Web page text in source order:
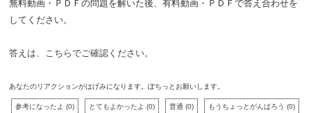
無料動画・ＰＤＦの問題を解いた後、有料動画・ＰＤＦで答え合わせを
してください。
答えは、こちらでご確認ください。
あなたのリアクションがはげみになります。ぽちっとお願いします。
参考になったよ(0) とてもよかったよ(0) 普通(0) もうちょっとがんばろう(0)